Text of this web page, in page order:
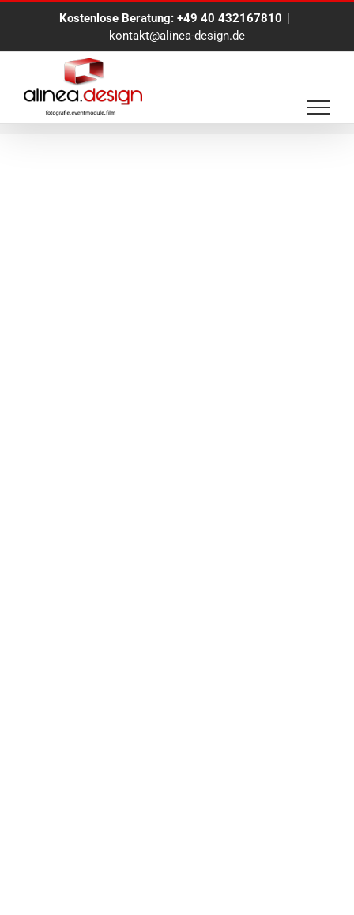
Kostenlose Beratung: +49 40 432167810 |
kontakt@alinea-design.de
Felix Faller Hamburg